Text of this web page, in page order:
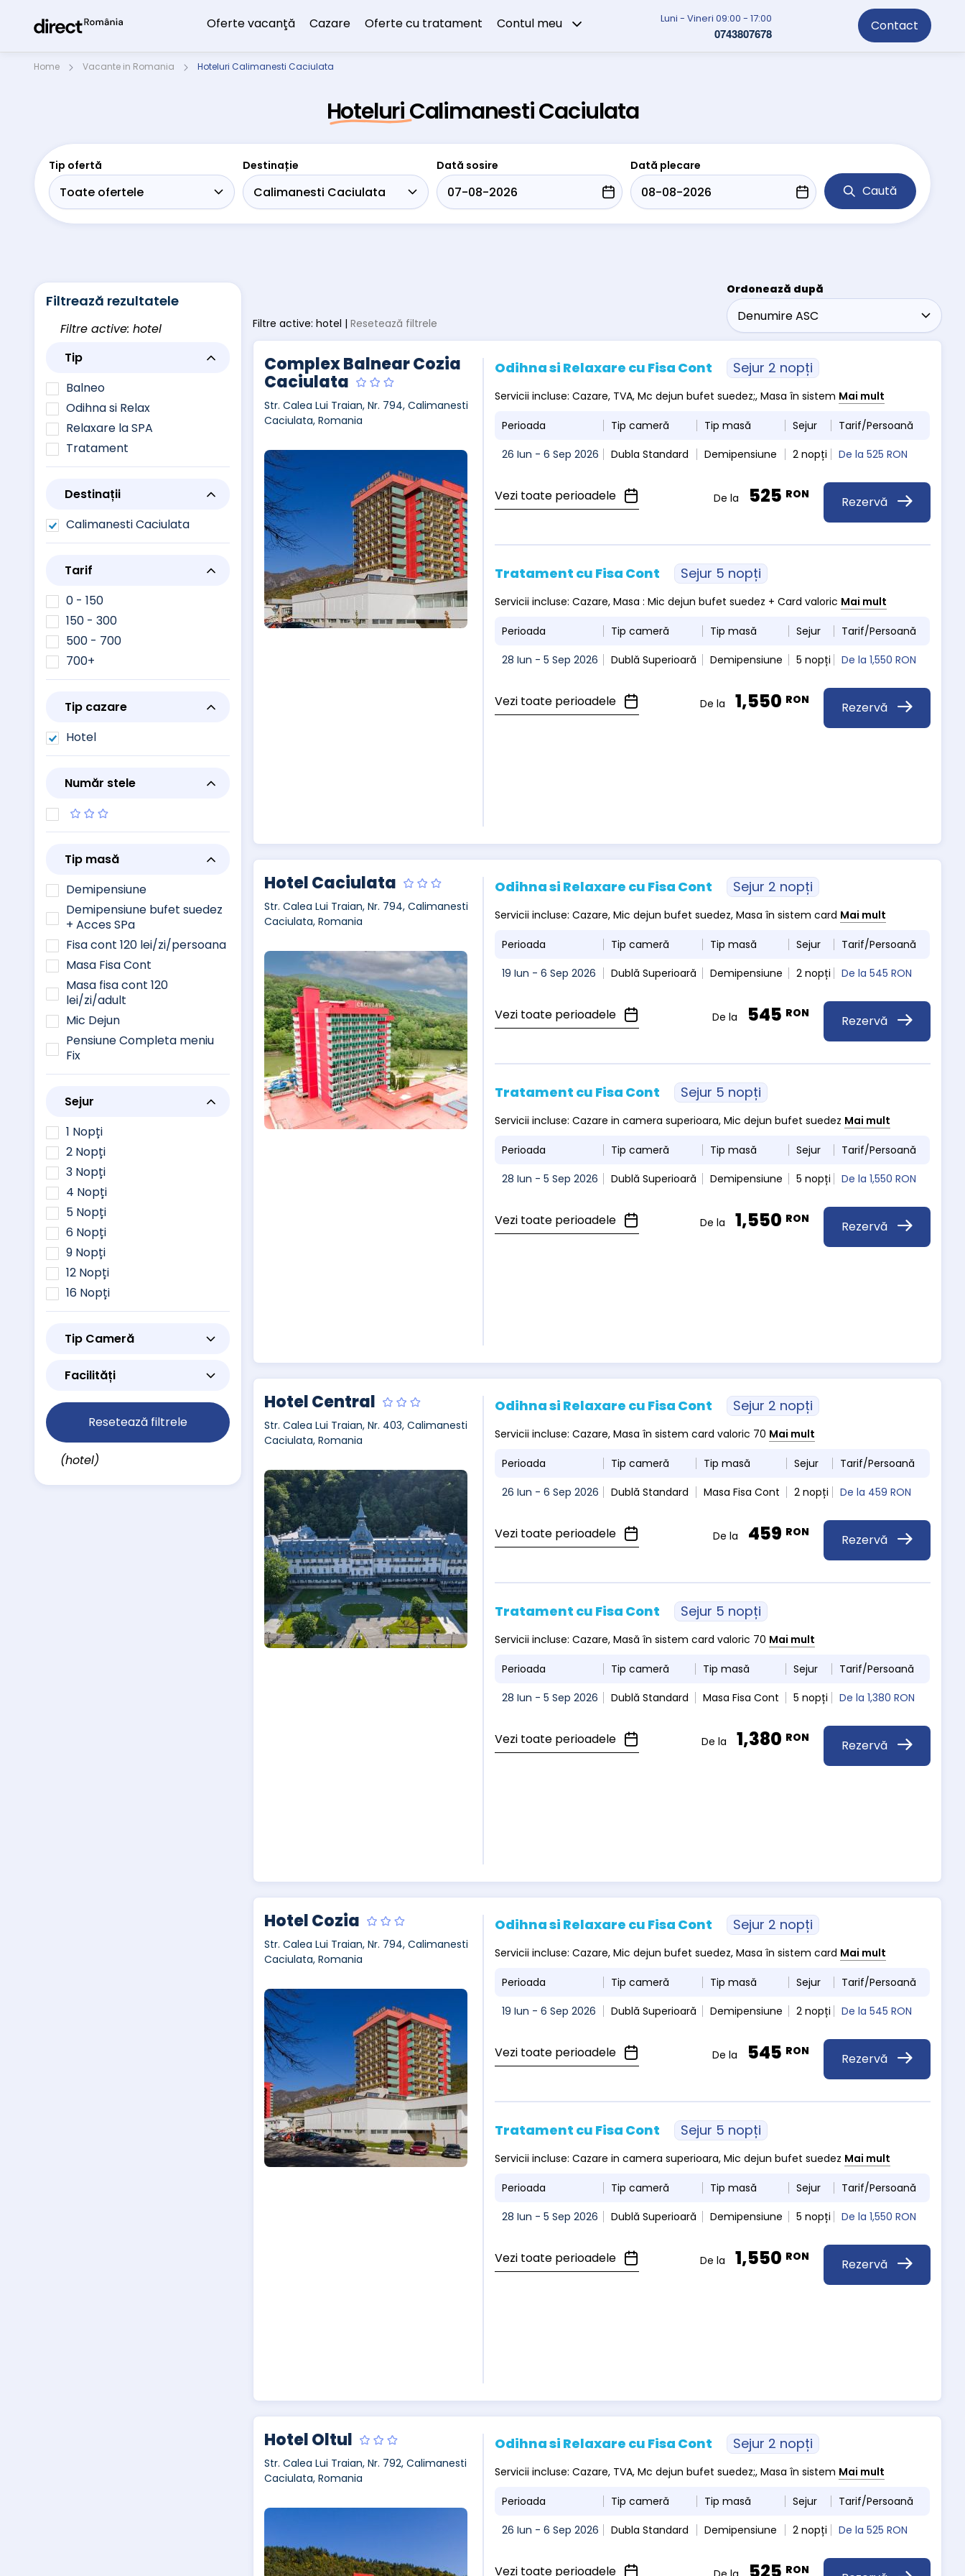
Oferte vacanţă Cazare Oferte cu tratament Contul meu Luni - Vineri 09:00 - 17:00
0743807678 Contact
Home Vacante in Romania Hoteluri Calimanesti Caciulata
Hoteluri Calimanesti Caciulata
Tip ofertă Destinație Dată sosire Dată plecare
Caută
Filtrează rezultatele
Filtre active: hotel
Tip
Balneo
Odihna si Relax
Relaxare la SPA
Tratament
Destinații
Calimanesti Caciulata
Tarif
0 - 150
150 - 300
500 - 700
700+
Tip cazare
Hotel
Număr stele
Tip masă
Demipensiune
Demipensiune bufet suedez
+ Acces SPa
Fisa cont 120 lei/zi/persoana
Masa Fisa Cont
Masa fisa cont 120
lei/zi/adult
Mic Dejun
Pensiune Completa meniu
Fix
Sejur
1 Nopți
2 Nopți
3 Nopți
4 Nopți
5 Nopți
6 Nopți
9 Nopți
12 Nopți
16 Nopți
Tip Cameră
Facilități
Resetează filtrele
(hotel)
Filtre active: hotel | Resetează filtrele
Ordonează după
Complex Balnear Cozia
Caciulata
Str. Calea Lui Traian, Nr. 794, Calimanesti
Caciulata, Romania
Odihna si Relaxare cu Fisa Cont Sejur 2 nopți
Servicii incluse: Cazare, TVA, Mc dejun bufet suedez;, Masa în sistem Mai mult
Perioada Tip cameră Tip masă Sejur
Tarif/Persoană
26 Iun - 6 Sep 2026
Dubla Standard Demipensiune 2 nopți De la525 RON
Vezi toate perioadele Rezervă
De la 525 RON
Tratament cu Fisa Cont Sejur 5 nopți
Servicii incluse: Cazare, Masa : Mic dejun bufet suedez + Card valoric Mai mult
Perioada Tip cameră Tip masă Sejur
Tarif/Persoană
28 Iun - 5 Sep 2026
Dublă Superioară Demipensiune 5 nopți De la1,550 RON
Vezi toate perioadele Rezervă
De la 1,550 RON
Hotel Caciulata
Str. Calea Lui Traian, Nr. 794, Calimanesti
Caciulata, Romania
Odihna si Relaxare cu Fisa Cont Sejur 2 nopți
Servicii incluse: Cazare, Mic dejun bufet suedez, Masa în sistem card Mai mult
Perioada Tip cameră Tip masă Sejur
Tarif/Persoană
19 Iun - 6 Sep 2026
Dublă Superioară Demipensiune 2 nopți De la545 RON
Vezi toate perioadele Rezervă
De la 545 RON
Tratament cu Fisa Cont Sejur 5 nopți
Servicii incluse: Cazare in camera superioara, Mic dejun bufet suedez Mai mult
Perioada Tip cameră Tip masă Sejur
Tarif/Persoană
28 Iun - 5 Sep 2026
Dublă Superioară Demipensiune 5 nopți De la1,550 RON
Vezi toate perioadele Rezervă
De la 1,550 RON
Hotel Central
Str. Calea Lui Traian, Nr. 403, Calimanesti
Caciulata, Romania
Odihna si Relaxare cu Fisa Cont Sejur 2 nopți
Servicii incluse: Cazare, Masa în sistem card valoric 70 Mai mult
Perioada Tip cameră Tip masă Sejur
Tarif/Persoană
26 Iun - 6 Sep 2026
Dublă Standard Masa Fisa Cont 2 nopți De la 459 RON
Vezi toate perioadele Rezervă
De la 459 RON
Tratament cu Fisa Cont Sejur 5 nopți
Servicii incluse: Cazare, Masă în sistem card valoric 70 Mai mult
Perioada Tip cameră Tip masă Sejur
Tarif/Persoană
28 Iun - 5 Sep 2026
Dublă Standard Masa Fisa Cont 5 nopți De la1,380 RON
Vezi toate perioadele Rezervă
De la 1,380 RON
Hotel Cozia
Str. Calea Lui Traian, Nr. 794, Calimanesti
Caciulata, Romania
Odihna si Relaxare cu Fisa Cont Sejur 2 nopți
Servicii incluse: Cazare, Mic dejun bufet suedez, Masa în sistem card Mai mult
Perioada Tip cameră Tip masă Sejur
Tarif/Persoană
19 Iun - 6 Sep 2026
Dublă Superioară Demipensiune 2 nopți De la545 RON
Vezi toate perioadele Rezervă
De la 545 RON
Tratament cu Fisa Cont Sejur 5 nopți
Servicii incluse: Cazare in camera superioara, Mic dejun bufet suedez Mai mult
Perioada Tip cameră Tip masă Sejur
Tarif/Persoană
28 Iun - 5 Sep 2026
Dublă Superioară Demipensiune 5 nopți De la1,550 RON
Vezi toate perioadele Rezervă
De la 1,550 RON
Hotel Oltul
Str. Calea Lui Traian, Nr. 792, Calimanesti
Caciulata, Romania
Odihna si Relaxare cu Fisa Cont Sejur 2 nopți
Servicii incluse: Cazare, TVA, Mc dejun bufet suedez;, Masa în sistem Mai mult
Perioada Tip cameră Tip masă Sejur
Tarif/Persoană
26 Iun - 6 Sep 2026
Dubla Standard Demipensiune 2 nopți De la525 RON
Vezi toate perioadele RON